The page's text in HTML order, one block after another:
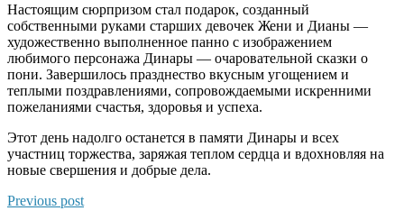
Настоящим сюрпризом стал подарок, созданный
собственными руками старших девочек Жени и Дианы —
художественно выполненное панно с изображением
любимого персонажа Динары — очаровательной сказки о
пони. Завершилось празднество вкусным угощением и
теплыми поздравлениями, сопровождаемыми искренними
пожеланиями счастья, здоровья и успеха.
Этот день надолго останется в памяти Динары и всех
участниц торжества, заряжая теплом сердца и вдохновляя на
новые свершения и добрые дела.
Previous post